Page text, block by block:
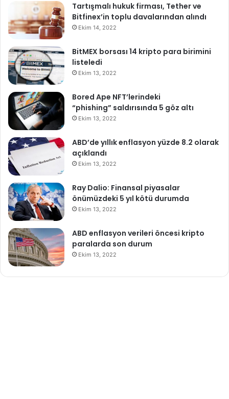
Tartışmalı hukuk firması, Tether ve
Bitfinex’in toplu davalarından alındı
Ekim 14, 2022
BitMEX borsası 14 kripto para birimini
listeledi
Ekim 13, 2022
Bored Ape NFT’lerindeki
“phishing” saldırısında 5 göz altı
Ekim 13, 2022
ABD’de yıllık enflasyon yüzde 8.2 olarak
açıklandı
Ekim 13, 2022
Ray Dalio: Finansal piyasalar
önümüzdeki 5 yıl kötü durumda
Ekim 13, 2022
ABD enflasyon verileri öncesi kripto
paralarda son durum
Ekim 13, 2022